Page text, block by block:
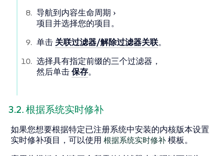
导航到内容生命周期
项目并选择您的项目。
单击 关联过滤器/解除过滤器关联。
选择具有指定前缀的三个过滤器，
然后单击保存。
3.2. 根据系统实时修补
如果您想要根据特定已注册系统中安装的内核版本设置
实时修补项目，可以使用 根据系统实时修补模板。